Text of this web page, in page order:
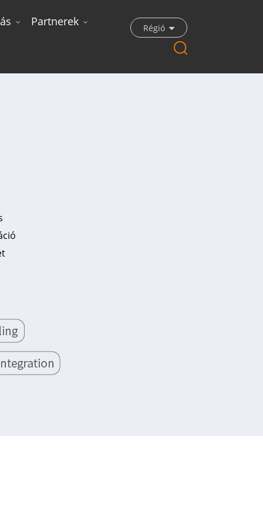
Partnerek Régió